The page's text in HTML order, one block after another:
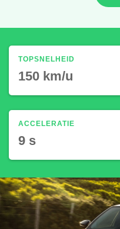
TOPSNELHEID
150 km/u
ACCELERATIE
9 s